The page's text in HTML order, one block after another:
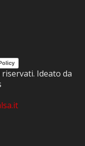
Ideato da